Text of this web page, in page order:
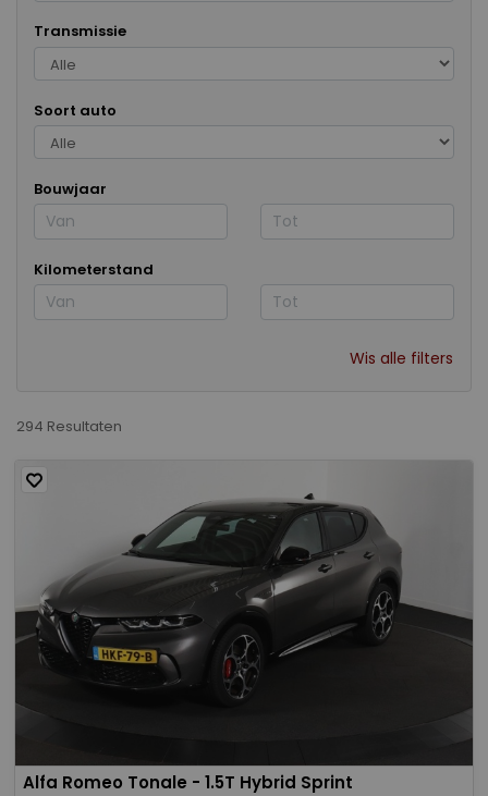
Transmissie
Soort auto
Bouwjaar
Kilometerstand
Wis alle filters
294 Resultaten
Alfa Romeo Tonale - 1.5T Hybrid Sprint